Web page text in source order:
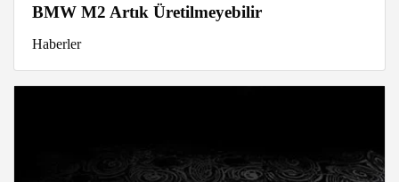
BMW M2 Artık Üretilmeyebilir
Haberler